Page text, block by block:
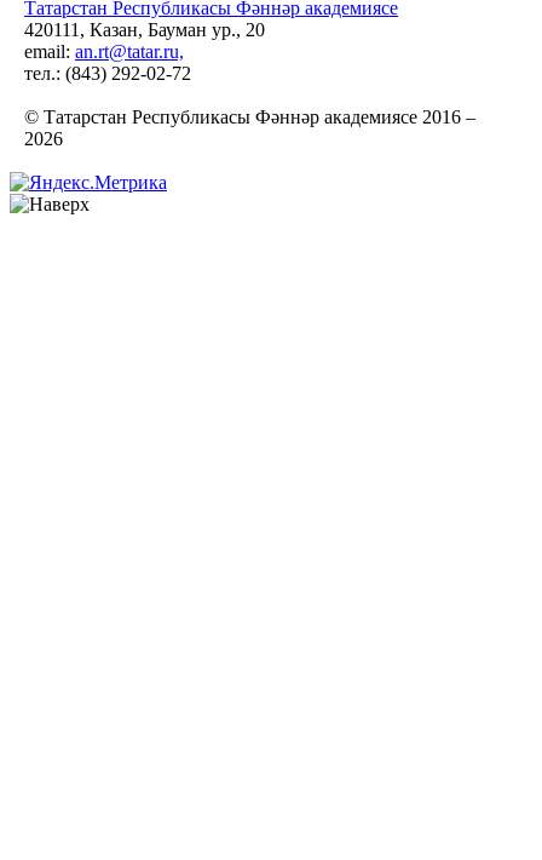
Татарстан Республикасы Фәннәр академиясе
420111, Казан, Бауман ур., 20
email: an.rt@tatar.ru,
тел.: (843) 292-02-72
© Татарстан Республикасы Фәннәр академиясе 2016 –
2026